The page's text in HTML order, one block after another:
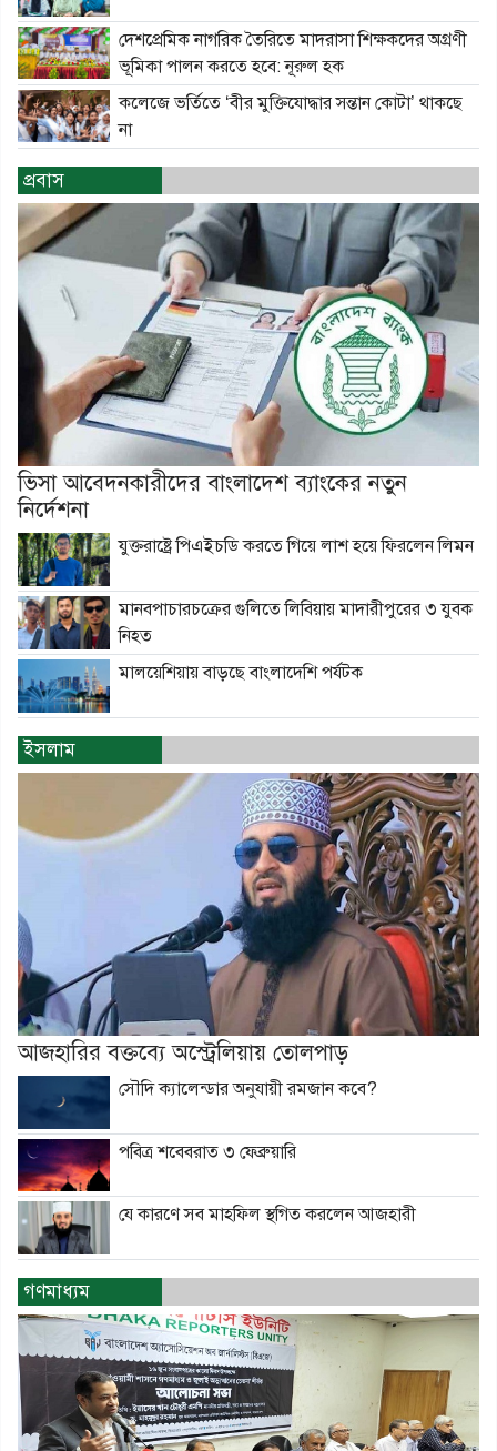
দেশপ্রেমিক নাগরিক তৈরিতে মাদরাসা শিক্ষকদের অগ্রণী
ভূমিকা পালন করতে হবে: নূরুল হক
কলেজে ভর্তিতে ‘বীর মুক্তিযোদ্ধার সন্তান কোটা’ থাকছে
না
প্রবাস
ভিসা আবেদনকারীদের বাংলাদেশ ব্যাংকের নতুন
নির্দেশনা
যুক্তরাষ্ট্রে পিএইচডি করতে গিয়ে লাশ হয়ে ফিরলেন লিমন
মানবপাচারচক্রের গুলিতে লিবিয়ায় মাদারীপুরের ৩ যুবক
নিহত
মালয়েশিয়ায় বাড়ছে বাংলাদেশি পর্যটক
ইসলাম
আজহারির বক্তব্যে অস্ট্রেলিয়ায় তোলপাড়
সৌদি ক্যালেন্ডার অনুযায়ী রমজান কবে?
পবিত্র শবেবরাত ৩ ফেব্রুয়ারি
যে কারণে সব মাহফিল স্থগিত করলেন আজহারী
গণমাধ্যম